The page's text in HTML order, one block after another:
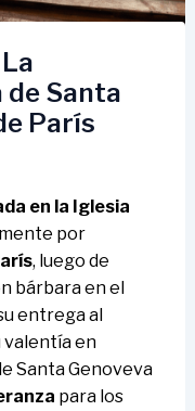
Santa
París
en la Iglesia
por
, luego de
bárbara en el
entrega al
valentía en
Santa Genoveva
para los